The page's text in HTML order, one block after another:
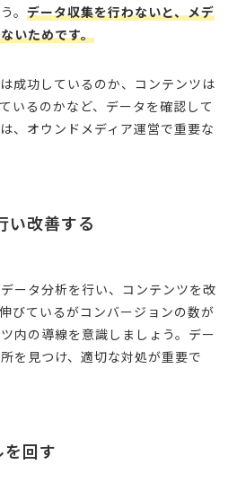
。 データ収集を行わないと、メデ
いためです。
成功しているのか、コンテンツは
いるのかなど、データを確認して
、オウンドメディア運営で重要な
い改善する
ータ分析を行い、コンテンツを改
びているがコンバージョンの数が
内の導線を意識しましょう。デー
を見つけ、適切な対処が重要で
回す